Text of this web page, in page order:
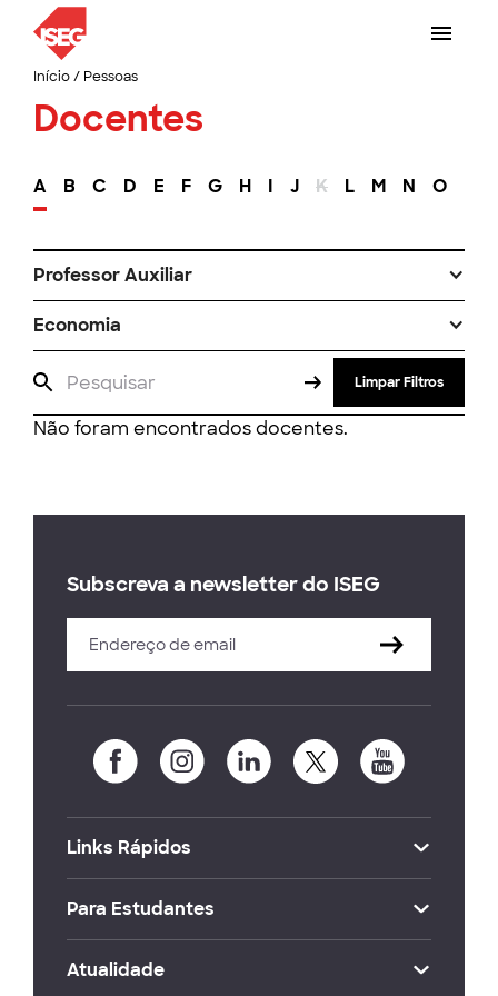
Início/ Pessoas
Docentes
A B C D E F G H I J K L M N O
Professor Auxiliar
Economia
Limpar Filtros
Não foram encontrados docentes.
Subscreva a newsletter do ISEG
Links Rápidos
Para Estudantes
Atualidade